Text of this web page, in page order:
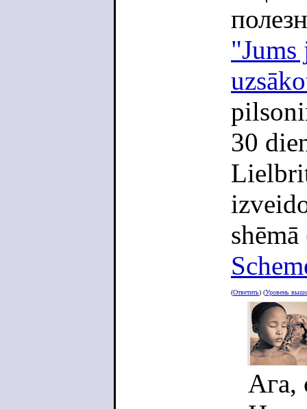
"Jums
30
shēmā
(Ответить) (Уровень выше
Ага,